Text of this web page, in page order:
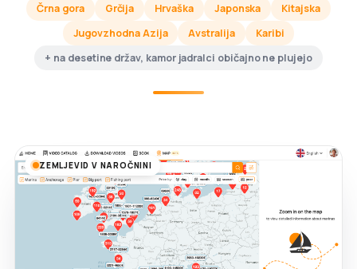
Črna gora
Grčija Hrvaška Japonska
Kitajska
Jugovzhodna Azija
Avstralija
Karibi
+ na desetine držav, kamor jadralci običajno ne plujejo
ZEMLJEVID V NAROČNINI